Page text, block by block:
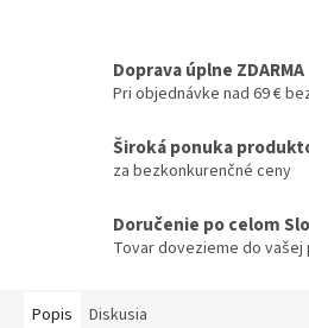
Doprava úplne ZDARMA
Pri objednávke nad 69 €
Široká ponuka
za bezkonkurenčné ceny
Doručenie po celom
Tovar dovezieme do
Popis Diskusia